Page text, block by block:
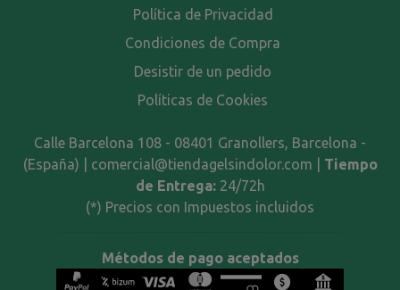
Política de Privacidad
Condiciones de Compra
Desistir de un pedido
Políticas de Cookies
Calle Barcelona 108 - 08401 Granollers, Barcelona -
(España) | comercial@tiendagelsindolor.com | Tiempo
de Entrega: 24/72h
(*) Precios con Impuestos incluidos
Métodos de pago aceptados